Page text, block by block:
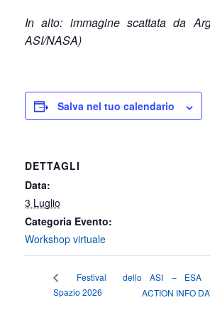
In alto: immagine scattata da
ASI/NASA)
Salva nel tuo calendario
DETTAGLI
Data:
3 Luglio
Categoria Evento:
Workshop virtuale
Festival dello
Spazio 2026
ASI – ESA
ACTION INFO